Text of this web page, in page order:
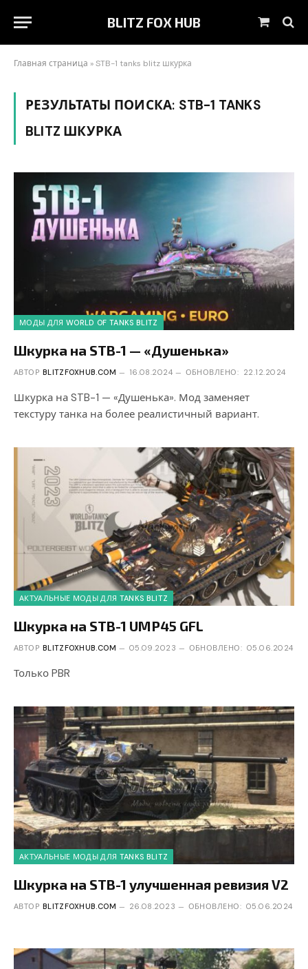
BLITZ FOX HUB Корзина
Главная страница »STB-1 tanks blitz шкурка
РЕЗУЛЬТАТЫ ПОИСКА: STB-1 TANKS
BLITZ ШКУРКА
МОДЫ ДЛЯ WORLD OF TANKS BLITZ
Шкурка на STB-1 — «Душенька»
АВТОР BLITZFOXHUB.COM 16.08.2024 ОБНОВЛЕНО: 22.12.2024
Шкурка на STB-1 — «Душенька». Мод заменяет
текстуру танка на более реалистичный вариант.
АКТУАЛЬНЫЕ МОДЫ ДЛЯ TANKS BLITZ
Шкурка на STB-1 UMP45 GFL
АВТОР BLITZFOXHUB.COM 05.09.2023 ОБНОВЛЕНО: 05.06.2024
Только PBR
АКТУАЛЬНЫЕ МОДЫ ДЛЯ TANKS BLITZ
Шкурка на STB-1 улучшенная ревизия V2
АВТОР BLITZFOXHUB.COM 26.08.2023 ОБНОВЛЕНО: 05.06.2024